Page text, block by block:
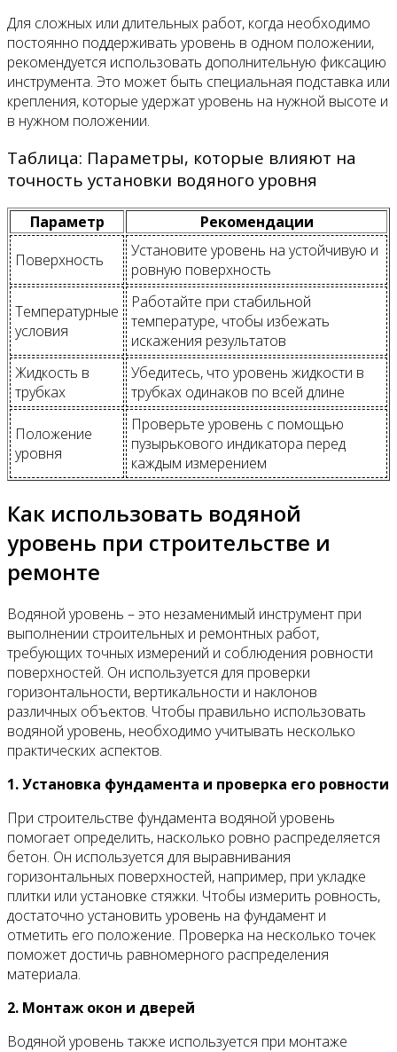
Для сложных или длительных работ, когда необходимо
постоянно поддерживать уровень в одном положении,
рекомендуется использовать дополнительную фиксацию
инструмента. Это может быть специальная подставка или
крепления, которые удержат уровень на нужной высоте и
в нужном положении.
Таблица: Параметры, которые влияют на
точность установки водяного уровня
Параметр
Рекомендации
Поверхность
Установите уровень на устойчивую и
ровную поверхность
Температурные
условия
Работайте при стабильной
температуре, чтобы избежать
искажения результатов
Жидкость в
трубках
Убедитесь, что уровень жидкости в
трубках одинаков по всей длине
Положение
уровня
Проверьте уровень с помощью
пузырькового индикатора перед
каждым измерением
Как использовать водяной
уровень при строительстве и
ремонте
Водяной уровень – это незаменимый инструмент при
выполнении строительных и ремонтных работ,
требующих точных измерений и соблюдения ровности
поверхностей. Он используется для проверки
горизонтальности, вертикальности и наклонов
различных объектов. Чтобы правильно использовать
водяной уровень, необходимо учитывать несколько
практических аспектов.
1. Установка фундамента и проверка его ровности
При строительстве фундамента водяной уровень
помогает определить, насколько ровно распределяется
бетон. Он используется для выравнивания
горизонтальных поверхностей, например, при укладке
плитки или установке стяжки. Чтобы измерить ровность,
достаточно установить уровень на фундамент и
отметить его положение. Проверка на несколько точек
поможет достичь равномерного распределения
материала.
2. Монтаж окон и дверей
Водяной уровень также используется при монтаже